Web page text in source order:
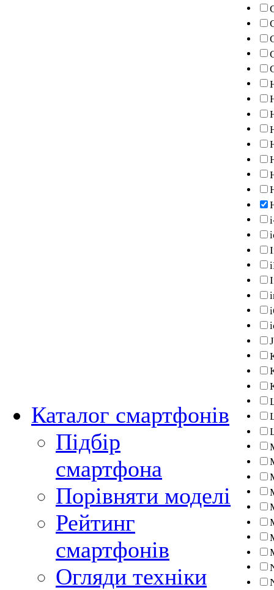
Каталог смартфонів
Підбір
смартфона
Порівняти моделі
Рейтинг
смартфонів
Огляди техніки